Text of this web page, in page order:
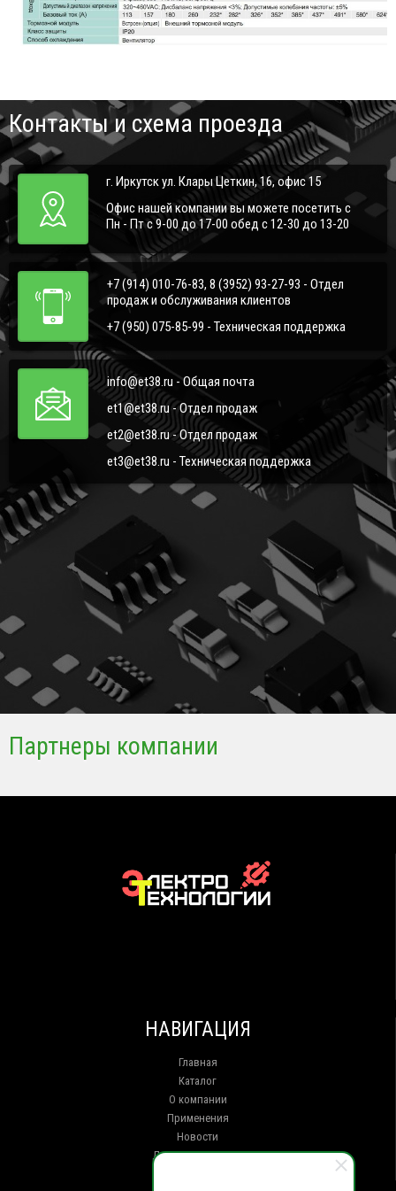
Контакты и схема проезда
г. Иркутск ул. Клары Цеткин, 16, офис 15
Офис нашей компании вы можете посетить с
Пн - Пт с 9-00 до 17-00 обед с 12-30 до 13-20
+7 (914) 010-76-83, 8 (3952) 93-27-93 - Отдел
продаж и обслуживания клиентов
+7 (950) 075-85-99 - Техническая поддержка
info@et38.ru - Общая почта
et1@et38.ru - Отдел продаж
et2@et38.ru - Отдел продаж
et3@et38.ru - Техническая поддержка
Партнеры компании
НАВИГАЦИЯ
Главная
Каталог
О компании
Применения
Новости
Доставка и оплата